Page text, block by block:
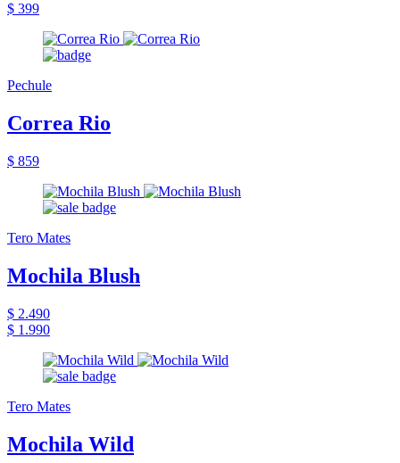
$ 399
Pechule
Correa Rio
$ 859
Tero Mates
Mochila Blush
$ 2.490
$ 1.990
Tero Mates
Mochila Wild